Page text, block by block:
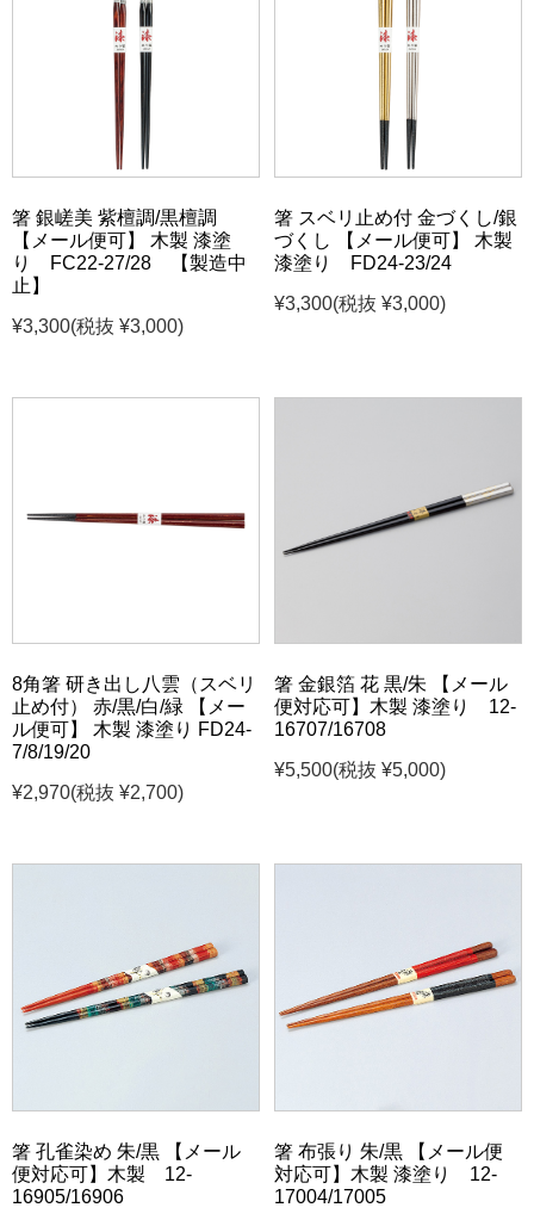
箸 銀嵯美 紫檀調/黒檀調
【メール便可】 木製 漆塗
り FC22-27/28 【製造中
止】
¥3,300(税抜 ¥3,000)
箸 スベリ止め付 金づくし/銀
づくし 【メール便可】 木製
漆塗り FD24-23/24
¥3,300(税抜 ¥3,000)
8角箸 研き出し八雲（スベリ
止め付） 赤/黒/白/緑 【メー
ル便可】 木製 漆塗り FD24-
7/8/19/20
¥2,970(税抜 ¥2,700)
箸 金銀箔 花 黒/朱 【メール
便対応可】木製 漆塗り 12-
16707/16708
¥5,500(税抜 ¥5,000)
箸 孔雀染め 朱/黒 【メール
便対応可】木製 12-
16905/16906
箸 布張り 朱/黒 【メール便
対応可】木製 漆塗り 12-
17004/17005